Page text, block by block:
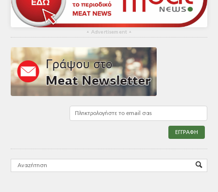
▴ Advertisement ▴